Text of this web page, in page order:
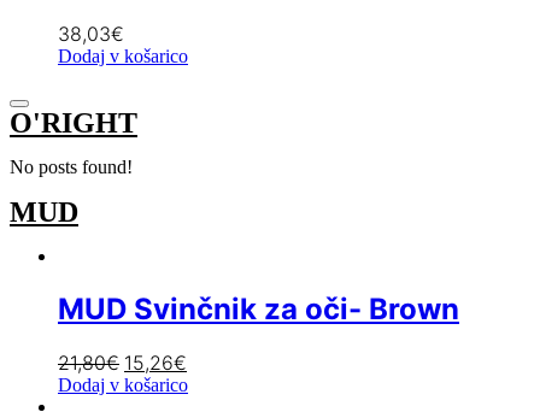
38,03€
Dodaj v košarico
O'RIGHT
No posts found!
MUD
MUD Svinčnik za oči- Brown
21,80€ 15,26€
Dodaj v košarico